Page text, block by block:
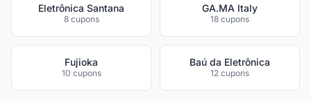
Eletrônica Santana
8 cupons
GA.MA Italy
18 cupons
Fujioka
10 cupons
Baú da Eletrônica
12 cupons